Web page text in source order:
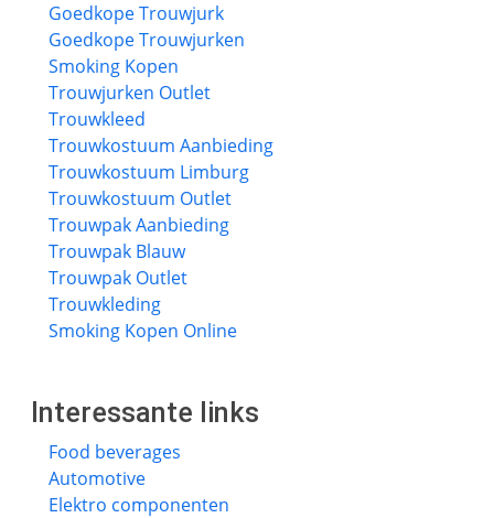
Goedkope Trouwjurk
Goedkope Trouwjurken
Smoking Kopen
Trouwjurken Outlet
Trouwkleed
Trouwkostuum Aanbieding
Trouwkostuum Limburg
Trouwkostuum Outlet
Trouwpak Aanbieding
Trouwpak Blauw
Trouwpak Outlet
Trouwkleding
Smoking Kopen Online
Interessante links
Food beverages
Automotive
Elektro componenten